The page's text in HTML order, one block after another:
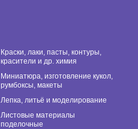
Краски, лаки, пасты, контуры,
красители и др. химия
Миниатюра, изготовление кукол,
румбоксы, макеты
Лепка, литьё и моделирование
Листовые материалы
поделочные